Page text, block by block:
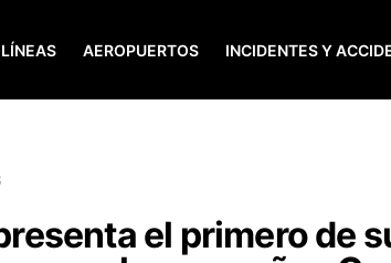
AEROPUERTOS INCIDENTES Y
el primero de